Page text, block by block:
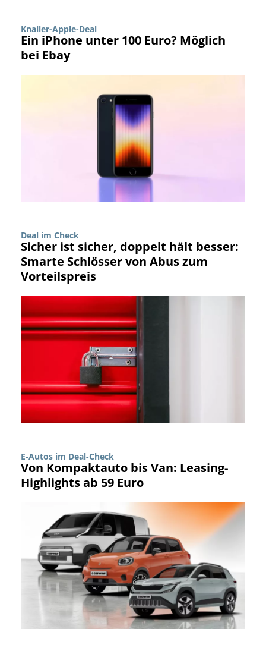
Knaller-Apple-Deal
Ein iPhone unter 100 Euro? Möglich
bei Ebay
Deal im Check
Sicher ist sicher, doppelt hält besser:
Smarte Schlösser von Abus zum
Vorteilspreis
E-Autos im Deal-Check
Von Kompaktauto bis Van: Leasing-
Highlights ab 59 Euro